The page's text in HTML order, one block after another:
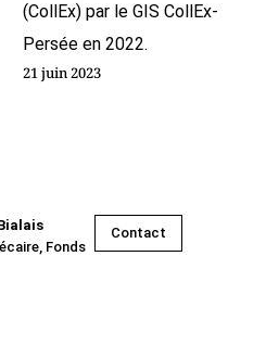
Fonds
Contact
(CollEx) par le GIS CollEx-
Persée en 2022.
21 juin 2023